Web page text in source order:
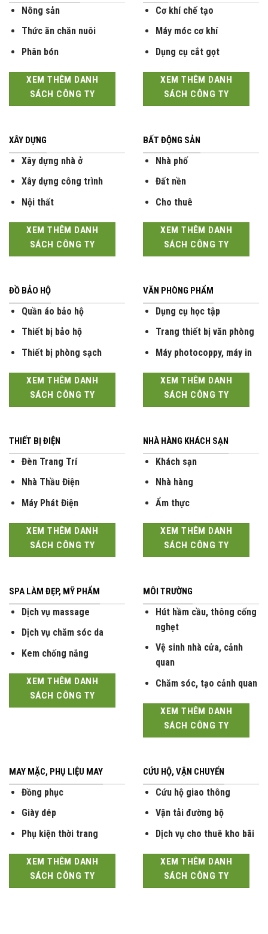
Nông sản
Thức ăn chăn nuôi
Phân bón
XEM THÊM DANH
SÁCH CÔNG TY
Cơ khí chế tạo
Máy móc cơ khí
Dụng cụ cắt gọt
XEM THÊM DANH
SÁCH CÔNG TY
XÂY DỰNG
Xây dựng nhà ở
Xây dựng công trình
Nội thất
XEM THÊM DANH
SÁCH CÔNG TY
BẤT ĐỘNG SẢN
Nhà phố
Đất nền
Cho thuê
XEM THÊM DANH
SÁCH CÔNG TY
ĐỒ BẢO HỘ
Quần áo bảo hộ
Thiết bị bảo hộ
Thiết bị phòng sạch
XEM THÊM DANH
SÁCH CÔNG TY
VĂN PHÒNG PHẨM
Dụng cụ học tập
Trang thiết bị văn phòng
Máy photocoppy, máy in
XEM THÊM DANH
SÁCH CÔNG TY
THIẾT BỊ ĐIỆN
Đèn Trang Trí
Nhà Thầu Điện
Máy Phát Điện
XEM THÊM DANH
SÁCH CÔNG TY
NHÀ HÀNG KHÁCH SẠN
Khách sạn
Nhà hàng
Ẩm thực
XEM THÊM DANH
SÁCH CÔNG TY
SPA LÀM ĐẸP, MỸ PHẨM
Dịch vụ massage
Dịch vụ chăm sóc da
Kem chống nắng
XEM THÊM DANH
SÁCH CÔNG TY
MÔI TRƯỜNG
Hút hầm cầu, thông cống
nghẹt
Vệ sinh nhà cửa, cảnh
quan
Chăm sóc, tạo cảnh quan
XEM THÊM DANH
SÁCH CÔNG TY
MAY MẶC, PHỤ LIỆU MAY
Đồng phục
Giày dép
Phụ kiện thời trang
XEM THÊM DANH
SÁCH CÔNG TY
CỨU HỘ, VẬN CHUYỂN
Cứu hộ giao thông
Vận tải đường bộ
Dịch vụ cho thuê kho bãi
XEM THÊM DANH
SÁCH CÔNG TY